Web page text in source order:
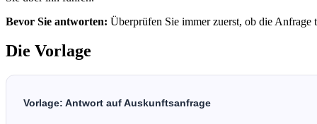
Bevor Sie antworten: Überprüfen Sie immer zuerst, ob die Anfrage
Die Vorlage
Vorlage: Antwort auf Auskunftsanfrage